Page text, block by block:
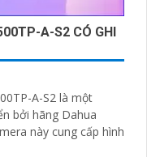
A-S2 CÓ GHI
A-S2 là một
bởi hãng Dahua